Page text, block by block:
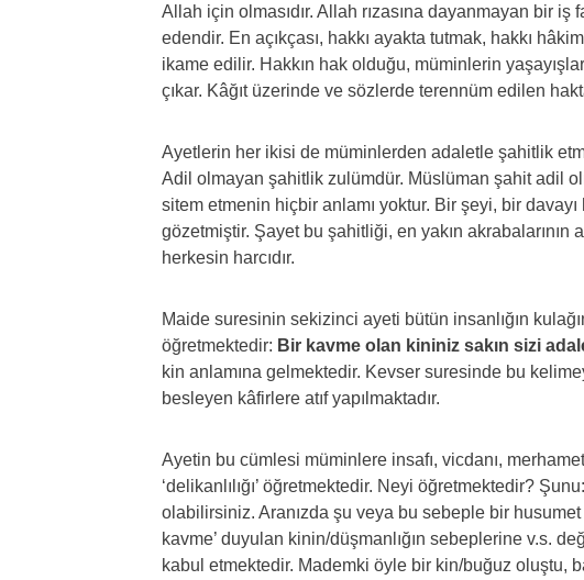
Allah için olmasıdır. Allah rızasına dayanmayan bir
edendir. En açıkçası, hakkı ayakta tutmak, hakkı
ikame edilir. Hakkın hak olduğu, müminlerin
çıkar. Kâğıt üzerinde ve sözlerde terennüm edilen
Ayetlerin her ikisi de müminlerden adaletle şahitlik
Adil olmayan şahitlik zulümdür. Müslüman şahit adil
sitem etmenin hiçbir anlamı yoktur. Bir şeyi, bir
gözetmiştir. Şayet bu şahitliği, en yakın
herkesin harcıdır.
Maide suresinin sekizinci ayeti bütün insanlığın
öğretmektedir: Bir kavme olan kininiz sakın sizi
kin anlamına gelmektedir. Kevser suresinde bu
besleyen kâfirlere atıf yapılmaktadır.
Ayetin bu cümlesi müminlere insafı, vicdanı,
‘delikanlılığı’ öğretmektedir. Neyi öğretmektedir?
olabilirsiniz. Aranızda şu veya bu sebeple bir
kavme’ duyulan kinin/düşmanlığın sebeplerine v.s.
kabul etmektedir. Mademki öyle bir kin/buğuz oluştu,